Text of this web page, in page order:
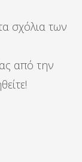
σχόλια των
από την